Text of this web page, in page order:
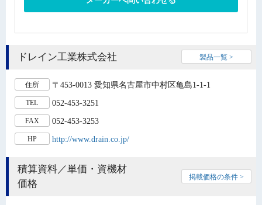
ドレイン工業株式会社 製品一覧 >
住所 〒453-0013 愛知県名古屋市中村区亀島1-1-1
TEL 052-453-3251
FAX 052-453-3253
HP http://www.drain.co.jp/
積算資料／単価・資機材
価格
掲載価格の条件 >